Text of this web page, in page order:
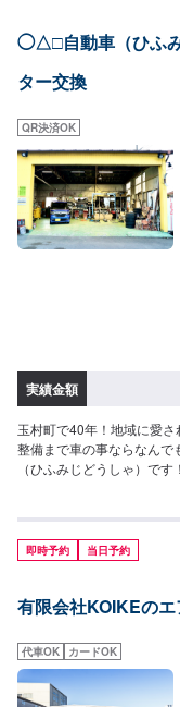
ります。-----ご来店時の注
み、宮原町交差点を北（
ルで左手の交差点角に当
さい。駐車スペースは事務
たします。【定休日・営業
間：8:30~18:00
◯△□自動車（ひふ
ター交換
QR決済OK
実績金額
玉村町で40年！地域に愛
整備まで車の事ならなん
（ひふみじどうしゃ）で
ます。車種や状態により納
ださい。【定休日・営業時
即時予約 当日予約
有限会社KOIKEの
代車OK カードOK